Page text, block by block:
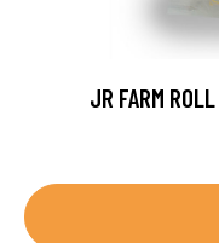
JR FARM